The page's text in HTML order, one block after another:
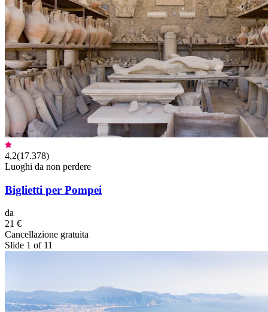
4,2(17.378)
Luoghi da non perdere
Biglietti per Pompei
da
21 €
Cancellazione gratuita
Slide 1 of 11